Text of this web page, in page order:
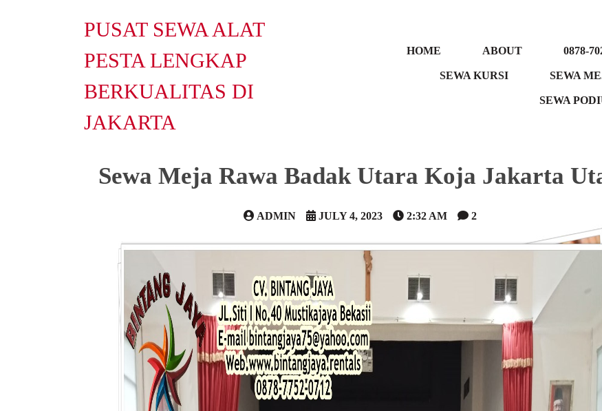
PUSAT SEWA ALAT
PESTA LENGKAP
BERKUALITAS DI
JAKARTA
HOME ABOUT 0878-
SEWA KURSI SEWA
SEWA
Sewa Meja Rawa Badak Utara Koja Jakarta
ADMIN JULY 4, 2023 2:32 AM 2